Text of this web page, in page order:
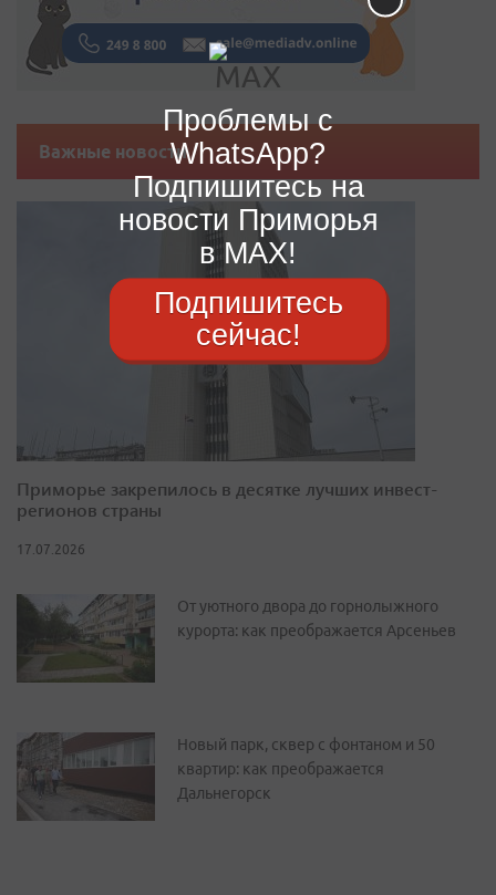
Важные новости
Приморье закрепилось в десятке лучших инвест-
регионов страны
17.07.2026
От уютного двора до горнолыжного
курорта: как преображается Арсеньев
Новый парк, сквер с фонтаном и 50
квартир: как преображается
Дальнегорск
Проблемы с
WhatsApp?
Подпишитесь на
новости Приморья
в MAX!
Подпишитесь
сейчас!